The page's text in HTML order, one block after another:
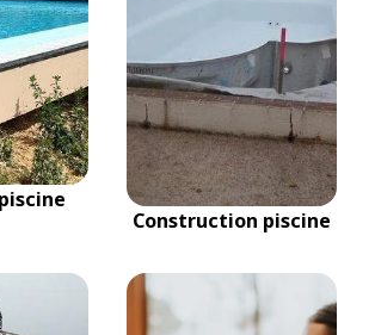
Construction piscine